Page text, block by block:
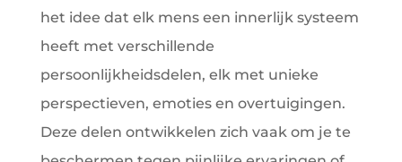
het idee dat elk mens een innerlijk systeem
heeft met verschillende
persoonlijkheidsdelen, elk met unieke
perspectieven, emoties en overtuigingen.
Deze delen ontwikkelen zich vaak om je te